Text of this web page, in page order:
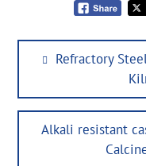
Post
navigation
Previous
Refractory
Next
Alkali resistant